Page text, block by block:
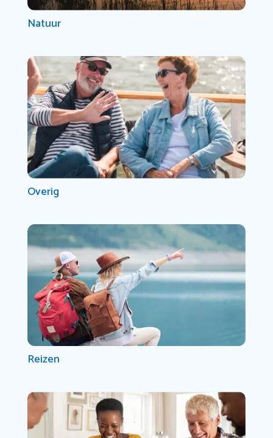
Natuur
Overig
Reizen